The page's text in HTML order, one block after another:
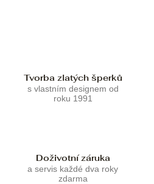
Tvorba zlatých šperků
s vlastním designem od
roku 1991
Doživotní záruka
a servis každé dva roky
zdarma